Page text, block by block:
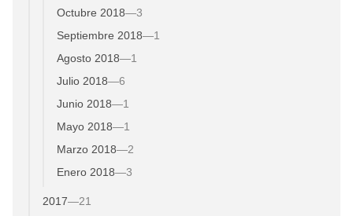
Octubre 2018—3
Septiembre 2018—1
Agosto 2018—1
Julio 2018—6
Junio 2018—1
Mayo 2018—1
Marzo 2018—2
Enero 2018—3
2017—21